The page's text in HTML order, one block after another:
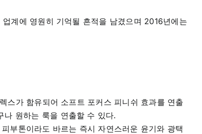
계에 영원히 기억될 흔적을 남겼으며 2016년에는
스가 함유되어 소프트 포커스 피니쉬 효과를 연출
나 원하는 룩을 연출할 수 있다.
부톤이라도 바르는 즉시 자연스러운 윤기와 광택